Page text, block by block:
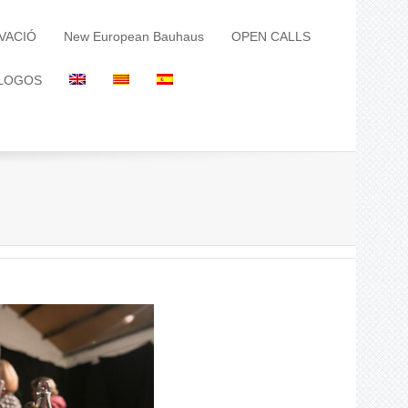
New European Bauhaus OPEN CALLS